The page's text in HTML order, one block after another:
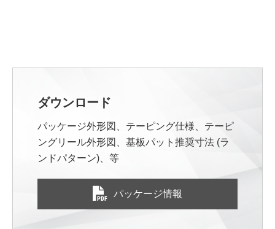
ダウンロード
パッケージ外形図、テーピング仕様、テーピ
ングリール外形図、基板パット推奨寸法 (ラ
ンドパターン)、等
パッケージ情報